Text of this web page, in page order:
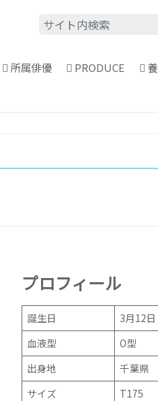
所属俳優 PRODUCE
プロフィール
誕生日
3月12日
血液型
O型
出身地
千葉県
サイズ
T175